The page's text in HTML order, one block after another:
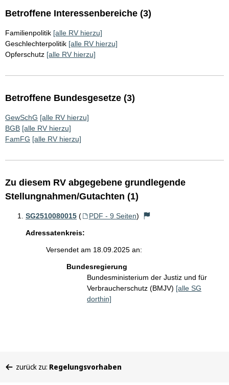
Betroffene Interessenbereiche (3)
Familienpolitik [alle RV hierzu]
Geschlechterpolitik [alle RV hierzu]
Opferschutz [alle RV hierzu]
Betroffene Bundesgesetze (3)
GewSchG [alle RV hierzu]
BGB [alle RV hierzu]
FamFG [alle RV hierzu]
Zu diesem RV abgegebene grundlegende
Stellungnahmen/Gutachten (1)
SG2510080015 ( PDF - 9 Seiten)
Adressatenkreis:
Versendet am 18.09.2025 an:
Bundesregierung
Bundesministerium der Justiz und für
Verbraucherschutz (BMJV) [alle SG
dorthin]
befinden
zurück zu: Regelungsvorhaben